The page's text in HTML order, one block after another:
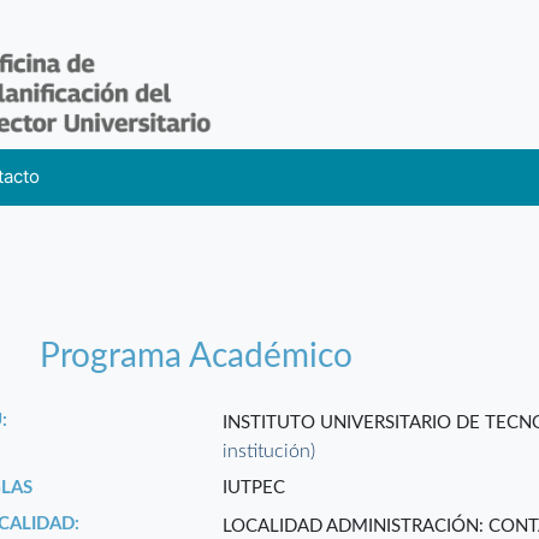
Programa Académico
INSTITUTO UNIVERSITARIO DE
institución)
IUTPEC
LOCALIDAD ADMINISTRACIÓN: